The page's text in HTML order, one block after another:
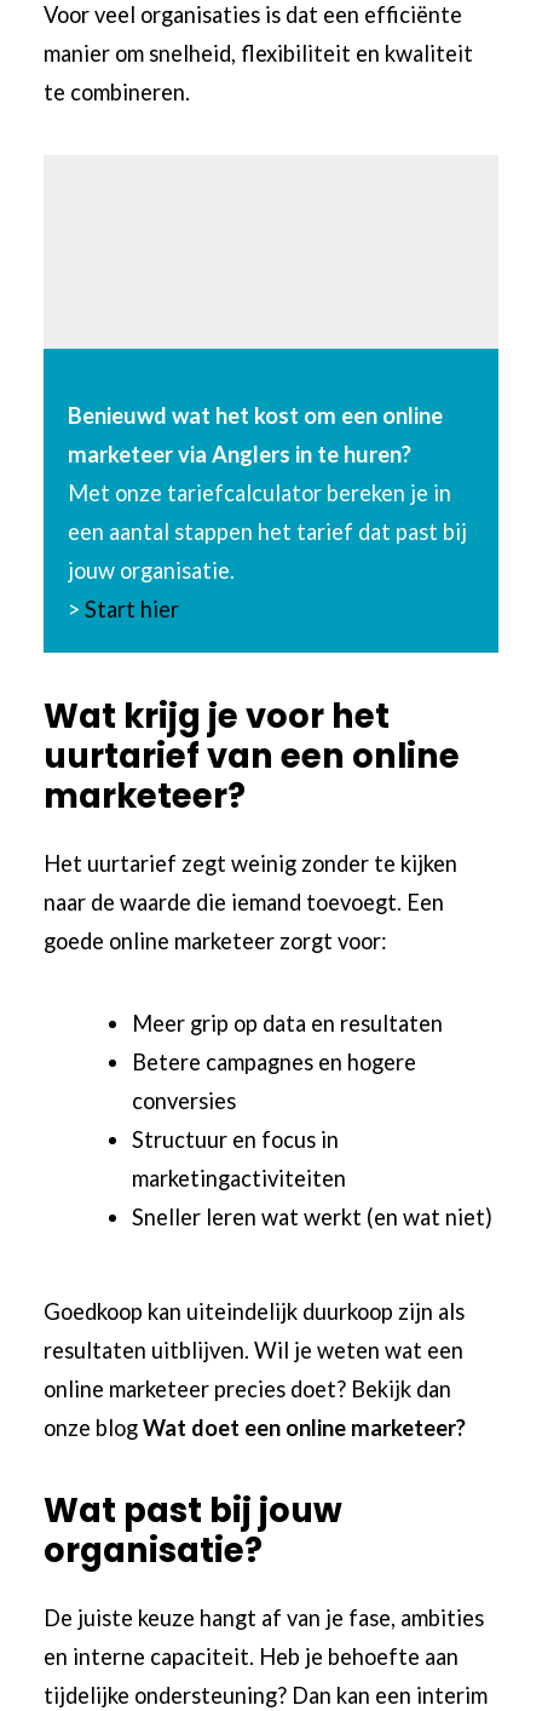
Voor veel organisaties is dat een efficiënte
manier om snelheid, flexibiliteit en kwaliteit
te combineren.
Benieuwd wat het kost om een online
marketeer via Anglers in te huren?
Met onze tariefcalculator bereken je in
een aantal stappen het tarief dat past bij
jouw organisatie.
>Start hier
Wat krijg je voor het
uurtarief van een online
marketeer?
Het uurtarief zegt weinig zonder te kijken
naar de waarde die iemand toevoegt. Een
goede online marketeer zorgt voor:
Meer grip op data en resultaten
Betere campagnes en hogere
conversies
Structuur en focus in
marketingactiviteiten
Sneller leren wat werkt (en wat niet)
Goedkoop kan uiteindelijk duurkoop zijn als
resultaten uitblijven. Wil je weten wat een
online marketeer precies doet? Bekijk dan
onze blogWat doet een online marketeer?
Wat past bij jouw
organisatie?
De juiste keuze hangt af van je fase, ambities
en interne capaciteit. Heb je behoefte aan
tijdelijke ondersteuning? Dan kan een interim